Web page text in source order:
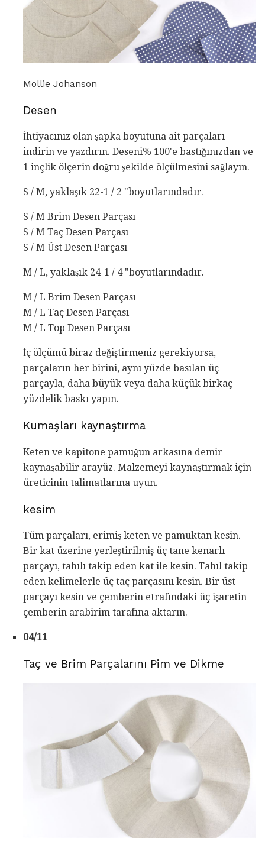
Mollie Johanson
Desen
İhtiyacınız olan şapka boyutuna ait parçaları
indirin ve yazdırın. Deseni% 100'e bastığınızdan ve
1 inçlik ölçerin doğru şekilde ölçülmesini sağlayın.
S / M, yaklaşık 22-1 / 2 "boyutlarındadır.
S / M Brim Desen Parçası
S / M Taç Desen Parçası
S / M Üst Desen Parçası
M / L, yaklaşık 24-1 / 4 "boyutlarındadır.
M / L Brim Desen Parçası
M / L Taç Desen Parçası
M / L Top Desen Parçası
İç ölçümü biraz değiştirmeniz gerekiyorsa,
parçaların her birini, aynı yüzde basılan üç
parçayla, daha büyük veya daha küçük birkaç
yüzdelik baskı yapın.
Kumaşları kaynaştırma
Keten ve kapitone pamuğun arkasına demir
kaynaşabilir arayüz. Malzemeyi kaynaştırmak için
üreticinin talimatlarına uyun.
kesim
Tüm parçaları, erimiş keten ve pamuktan kesin.
Bir kat üzerine yerleştirilmiş üç tane kenarlı
parçayı, tahılı takip eden kat ile kesin. Tahıl takip
eden kelimelerle üç taç parçasını kesin. Bir üst
parçayı kesin ve çemberin etrafındaki üç işaretin
çemberin arabirim tarafına aktarın.
04/11
Taç ve Brim Parçalarını Pim ve Dikme